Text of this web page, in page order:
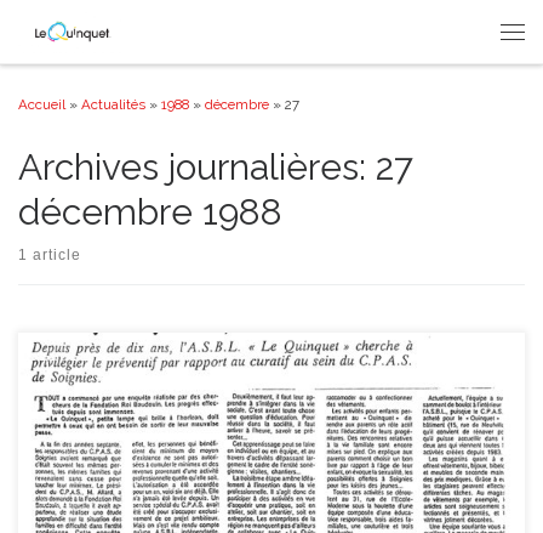
Passer au contenu
Accueil » Actualités » 1988 » décembre » 27
Archives journalières: 27
décembre 1988
1 article